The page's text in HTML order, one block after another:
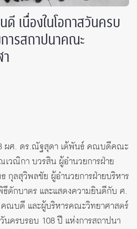
เนื่องในโอกาสวันครบ
ารสถาปนาคณะ
ผศ. ดร.ณัฐสุดา เต้พันธ์ คณบดีคณะ
วณิกา บวรสิน ผู้อำนวยการฝ่าย
กุลสุวิพลชัย ผู้อำนวยการฝ่ายบริหาร
ตักบาตร และแสดงความยินดีกับ ศ.
คณบดี และผู้บริหารคณะวิทยาศาสตร์
นครบรอบ 108 ปี แห่งการสถาปนา